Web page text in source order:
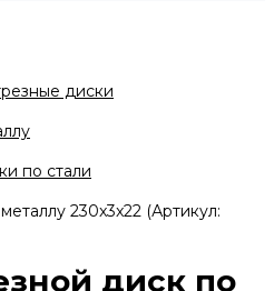
диски
по стали
230x3x22 (Артикул:
диск по